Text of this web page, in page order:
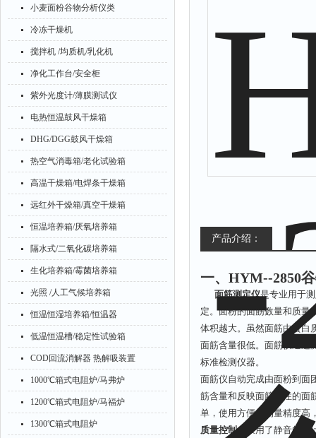
小麦面粉谷物分析仪类
冷冻干燥机
搅拌机 /均质机/乳化机
净化工作台/安全柜
紫外光度计/薄膜测试仪
电热恒温鼓风干燥箱
DHG/DGG鼓风干燥箱
热空气消毒箱/老化试验箱
高温干燥箱/电焊条干燥箱
远红外干燥箱/真空干燥箱
恒温培养箱/厌氧培养箱
隔水式/二氧化碳培养箱
生化培养箱/霉菌培养箱
光照 /人工气候培养箱
恒温恒湿培养箱/恒温器
低温恒温槽/稳定性试验箱
COD回流消解器 热解吸装置
1000℃箱式电阻炉/马弗炉
1200℃箱式电阻炉/马福炉
1300℃箱式电阻炉
产品介绍：
一、 HYM--2850
面筋测定仪是专业用于
定。面粉的面筋数量和质量
体积越大。虽然面筋由蛋白
面筋含量很低。面筋仪通过
标准检测仪器。
面筋仪自动完成由面粉到面
筋含量和反映面筋特性的面
单，使用方便，测量精度高
质量控制：
采用了静音的